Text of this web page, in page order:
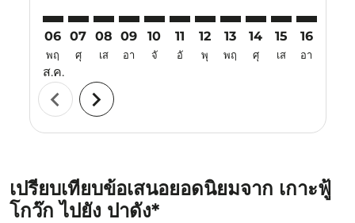
06
พฤ
ส.ค.
07
ศุ
08
เส
09
อา
10
จั
11
อั
12
พุ
13
พฤ
14
ศุ
15
เส
16
อา
chevron_left chevron_right
เปรียบเทียบข้อเสนอยอดนิยมจาก เกาะฟู้
โกว๊ก ไปยัง ปาดัง*